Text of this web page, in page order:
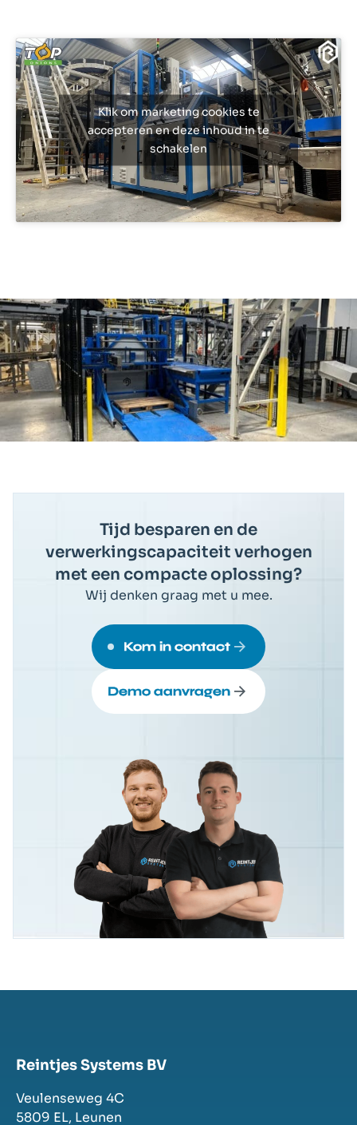
Klik om marketing cookies te
accepteren en deze inhoud in te
schakelen
Tijd besparen en de
verwerkingscapaciteit verhogen
met een compacte oplossing?
Wij denken graag met u mee.
Kom in contact
Demo aanvragen
Reintjes Systems BV
Veulenseweg 4C
5809 EL, Leunen